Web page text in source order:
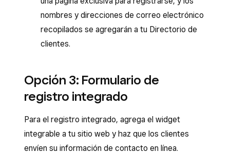
nombres y direcciones de correo electrónico
recopilados se agregarán a tu Directorio de
clientes.
Opción 3: Formulario de
registro integrado
Para el registro integrado, agrega el widget
integrable a tu sitio web y haz que los clientes
envíen su información de contacto en línea.